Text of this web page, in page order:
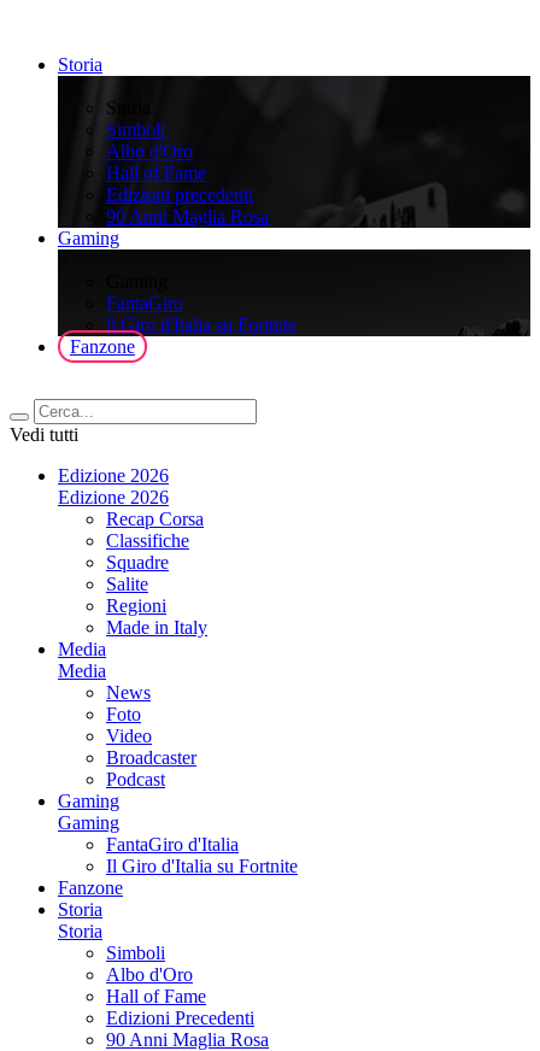
Storia
Storia
Simboli
Albo d'Oro
Hall of Fame
Edizioni precedenti
90 Anni Maglia Rosa
Gaming
FantaGiro
ll Giro d'Italia su Fortnite
Fanzone
Vedi tutti
Edizione 2026
Edizione 2026
Recap Corsa
Classifiche
Squadre
Salite
Regioni
Made in Italy
Media
Media
News
Foto
Video
Broadcaster
Podcast
Gaming
Gaming
FantaGiro d'Italia
Il Giro d'Italia su Fortnite
Fanzone
Storia
Storia
Simboli
Albo d'Oro
Hall of Fame
Edizioni Precedenti
90 Anni Maglia Rosa